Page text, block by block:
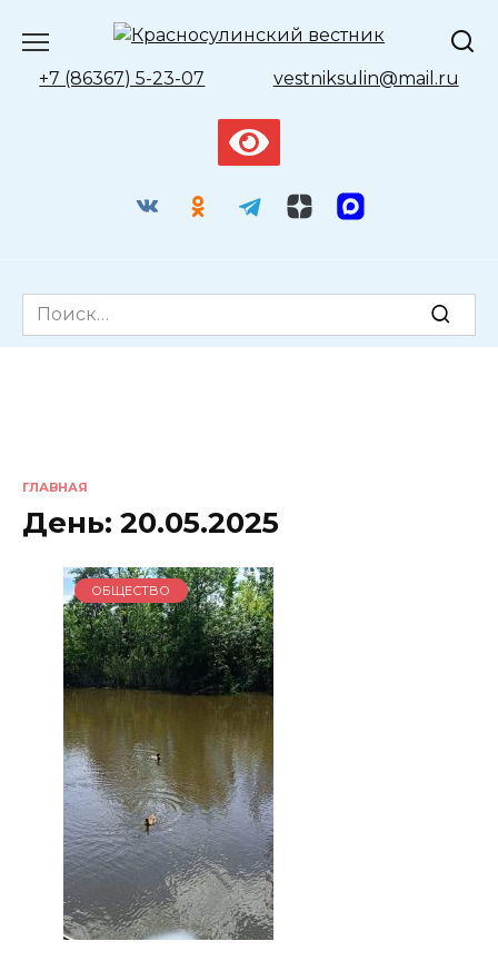
содержанию
+7 (86367) 5-23-07 vestniksulin@mail.ru
Search
for:
ГЛАВНАЯ
День: 20.05.2025
ОБЩЕСТВО